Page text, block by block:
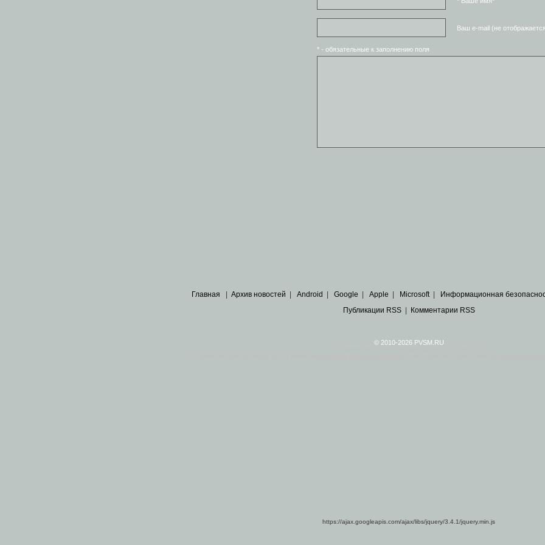
Ваш e-mail (не
* - обязательные к заполнению поля
Главная Архив новостей Android Google Apple Microsoft| Информационная
Публикации RSS| Комментарии RSS
© 2010-2026 PVSM.RU
https://ajax.googleapis.com/ajax/libs/jquery/3.4.1/jquery.min.js